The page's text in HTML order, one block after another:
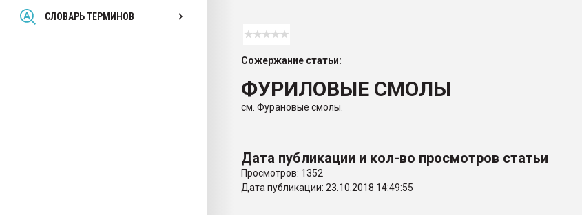
СЛОВАРЬ ТЕРМИНОВ
ПЕРЕЙТИ НА ФОРУМ
Сожержание статьи:
ФУРИЛОВЫЕ СМОЛЫ
см. Фурановые смолы.
Дата публикации и кол-во просмотров статьи
Просмотров: 1352
Дата публикации: 23.10.2018 14:49:55